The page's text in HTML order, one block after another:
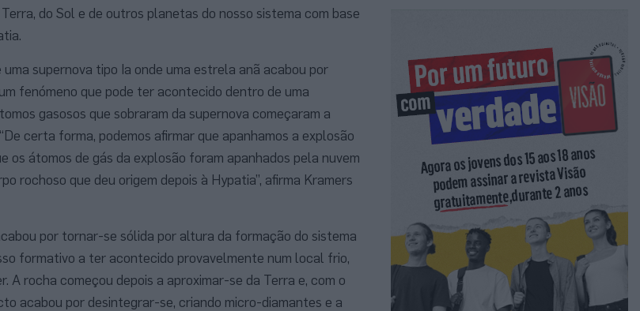
do Sol e de outros planetas do nosso sistema com base
supernova tipo Ia onde uma estrela anã acabou por
fenómeno que pode ter acontecido dentro de uma
gasosos que sobraram da supernova começaram a
certa forma, podemos afirmar que apanhamos a explosão
os átomos de gás da explosão foram apanhados pela nuvem
rochoso que deu origem depois à Hypatia”, afirma Kramers
por tornar-se sólida por altura da formação do sistema
formativo a ter acontecido provavelmente num local frio,
A rocha começou depois a aproximar-se da Terra e, com o
acabou por desintegrar-se, criando micro-diamantes e a